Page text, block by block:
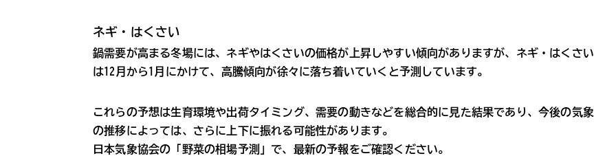
ネギ・はくさい
鍋需要が高まる冬場には、ネギやはくさいの価格が上昇しやすい傾向がありますが、ネギ・はくさい
は12月から1月にかけて、高騰傾向が徐々に落ち着いていくと予測しています。
これらの予想は生育環境や出荷タイミング、需要の動きなどを総合的に見た結果であり、今後の気象
の推移によっては、さらに上下に振れる可能性があります。
日本気象協会の「野菜の相場予測」で、最新の予報をご確認ください。